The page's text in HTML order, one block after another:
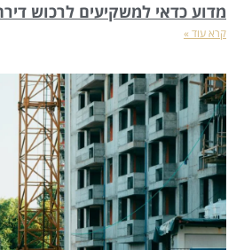
מדוע כדאי למשקיעים לרכוש
קרא עוד »